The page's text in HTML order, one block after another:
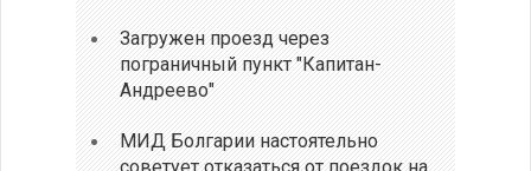
Загружен проезд через
пограничный пункт "Капитан-
Андреево"
МИД Болгарии настоятельно